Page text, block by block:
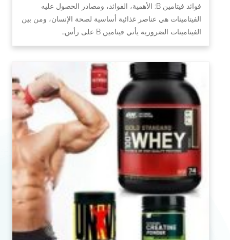
فوائد فيتامين B: الأهمية، الفوائد، ومصادر الحصول عليه
الفيتامينات هي عناصر غذائية أساسية لصحة الإنسان، ومن بين
الفيتامينات الضرورية يأتي فيتامين B على رأس…